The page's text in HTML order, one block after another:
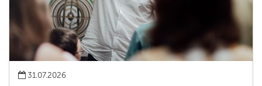
31.07.2026